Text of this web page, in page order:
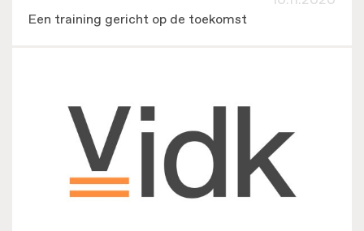
Een training gericht op de toekomst